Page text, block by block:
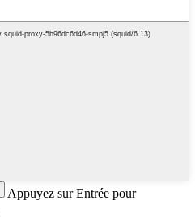
Appuyez sur Entrée pour